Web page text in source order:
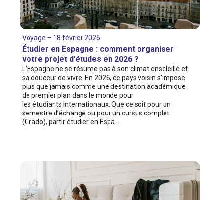
Voyage – 18 février 2026
Étudier en Espagne : comment organiser
votre projet d’études en 2026 ?
L’Espagne ne se résume pas à son climat ensoleillé et
sa douceur de vivre. En 2026, ce pays voisin s’impose
plus que jamais comme une destination académique
de premier plan dans le monde pour
les étudiants internationaux. Que ce soit pour un
semestre d’échange ou pour un cursus complet
(Grado), partir étudier en Espa…